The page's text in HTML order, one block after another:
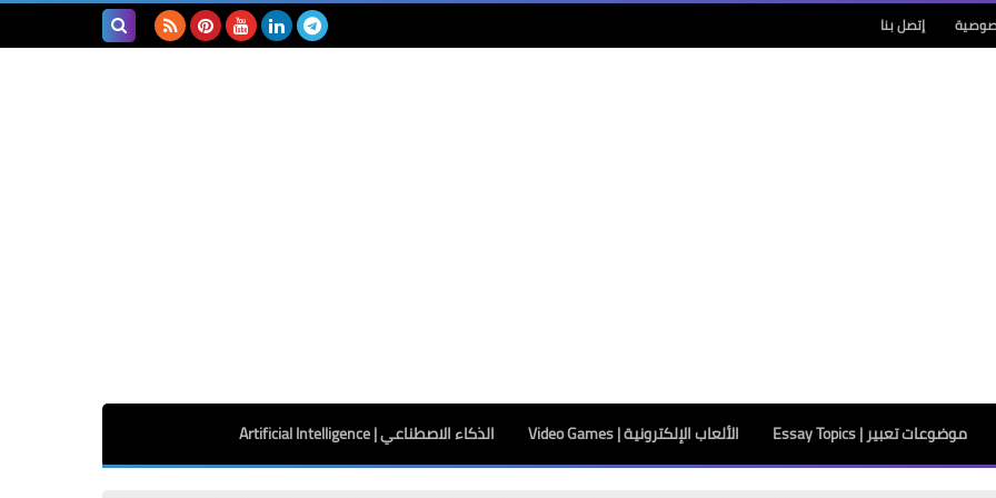
إتصل بنا
موضوعات تعبير | Essay Topics الألعاب الإلكترونية | Video Games الذكاء الاصطناعي | Artificial Intelligence